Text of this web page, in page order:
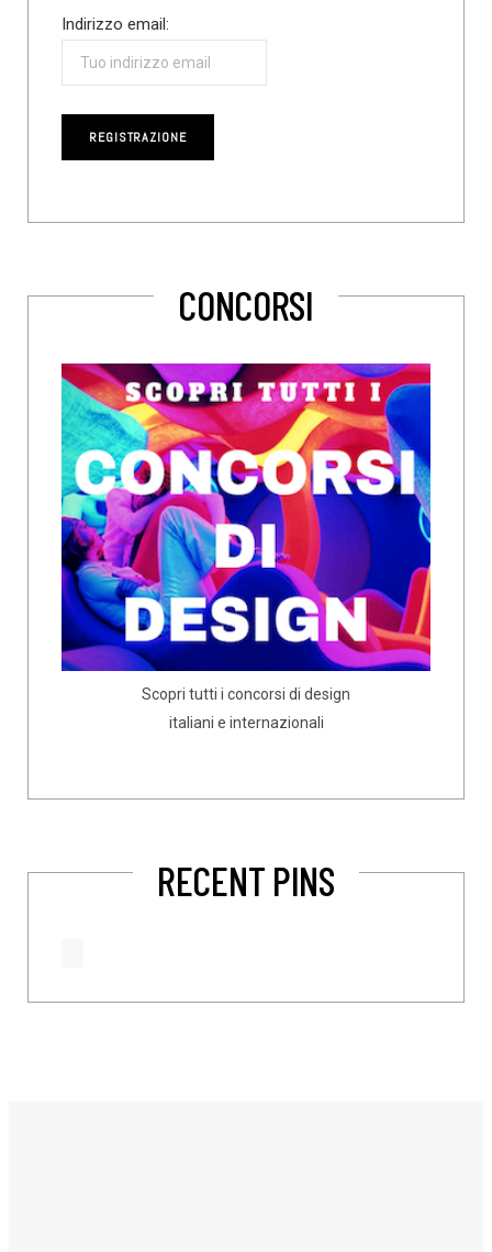
Indirizzo email:
CONCORSI
Scopri tutti i concorsi di design
italiani e internazionali
RECENT PINS